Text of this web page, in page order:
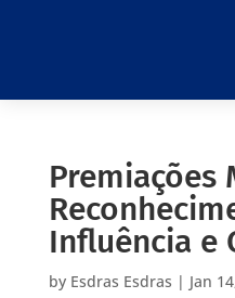
Premiações
Influência e
by Esdras Esdras | Jan